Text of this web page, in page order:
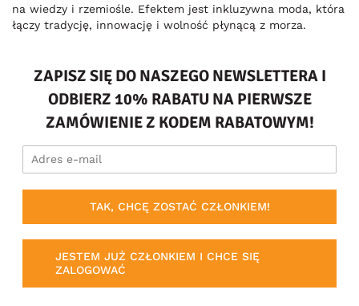
na wiedzy i rzemiośle. Efektem jest inkluzywna moda, która
łączy tradycję, innowację i wolność płynącą z morza.
ZAPISZ SIĘ DO NASZEGO NEWSLETTERA I
ODBIERZ 10% RABATU NA PIERWSZE
ZAMÓWIENIE Z KODEM RABATOWYM!
TAK, CHCĘ ZOSTAĆ CZŁONKIEM!
JESTEM JUŻ CZŁONKIEM I CHCE SIĘ
ZALOGOWAĆ